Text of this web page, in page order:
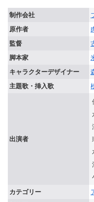
制作会社
原作者
監督
脚本家
キャラクターデザイナー
主題歌・挿入歌
出演者
カテゴリー